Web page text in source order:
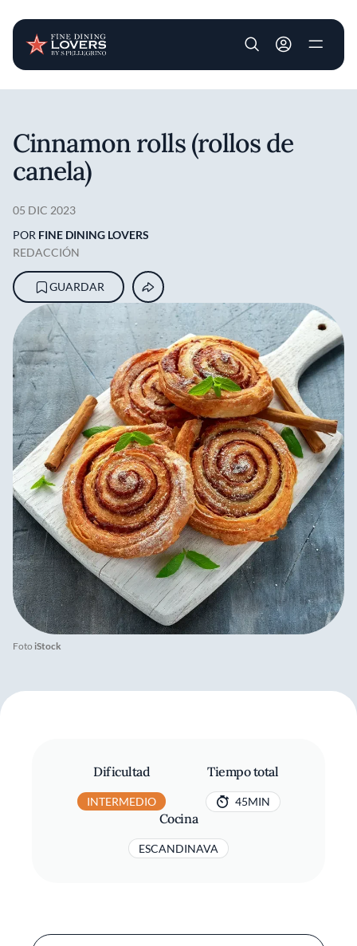
User account
Foto iStock
Cinnamon rolls (rollos de
canela)
05 DIC 2023
POR FINE DINING LOVERS
REDACCIÓN
GUARDAR
Dificultad
INTERMEDIO
Tiempo total
45MIN
Cocina
ESCANDINAVA